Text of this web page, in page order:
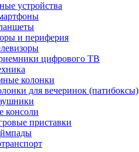
устройства
и периферия
цифрового ТВ
колонки
для вечеринок (патибоксы)
консоли
приставки